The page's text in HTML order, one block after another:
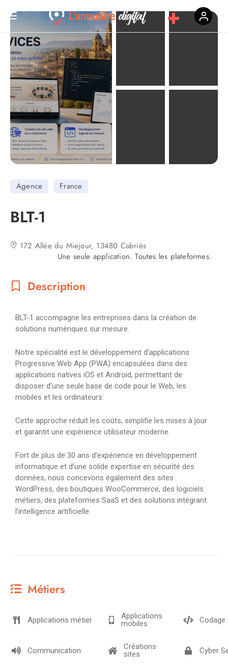
Agence France
BLT-1
172 Allée du Miejour, 13480 Cabriès
Une seule application. Toutes les plateformes.
Description
BLT-1 accompagne les entreprises dans la création de
solutions numériques sur mesure.
Notre spécialité est le développement d’applications
Progressive Web App (PWA) encapsulées dans des
applications natives iOS et Android, permettant de
disposer d’une seule base de code pour le Web, les
mobiles et les ordinateurs.
Cette approche réduit les coûts, simplifie les mises à jour
et garantit une expérience utilisateur moderne.
Fort de plus de 30 ans d’expérience en développement
informatique et d’une solide expertise en sécurité des
données, nous concevons également des sites
WordPress, des boutiques WooCommerce, des logiciels
métiers, des plateformes SaaS et des solutions intégrant
l’intelligence artificielle.
Métiers
Applications métier
Applications
mobiles
Codage
Communication
Créations
sites
Cyber